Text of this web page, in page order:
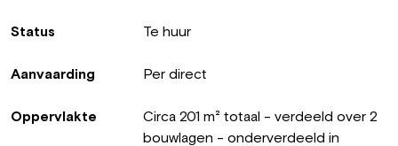
Status Te huur
Aanvaarding Per direct
Oppervlakte
Circa 201 m² totaal - verdeeld over 2
bouwlagen - onderverdeeld in